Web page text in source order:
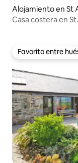
Alojamiento en St
Casa costera en
Favorito entre
Favorito entre